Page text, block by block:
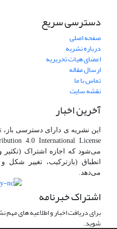
دسترسی سریع
صفحه اصلی
درباره نشریه
اعضای هیات تحریریه
ارسال مقاله
تماس با ما
نقشه سایت
آخرین اخبار
این نشریه ی دارای دسترسی باز،
می‌شود که اجازه اشتراک (تکثیر
انطباق (بازترکیب، تغییر شکل
می‌دهد.
اشتراک خبرنامه
برای دریافت اخبار و اطلاعیه های
شوید.